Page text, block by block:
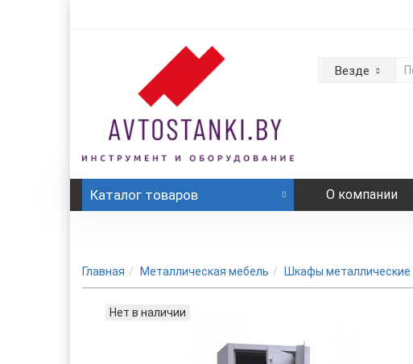
Везде
Каталог товаров О компании
Главная Металлическая мебель Шкафы металлические
Нет в наличии